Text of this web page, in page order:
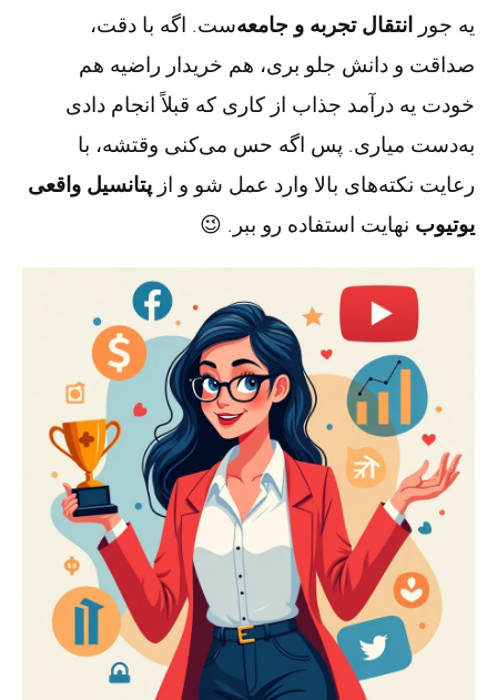
یه جور
انتقال تجربه و جامعه‌ست. اگه با دقت،
صداقت و دانش جلو بری، هم خریدار راضیه هم
خودت یه درآمد جذاب از کاری که قبلاً انجام دادی
به‌دست میاری. پس اگه حس می‌کنی وقتشه، با
رعایت نکته‌های بالا وارد عمل شو و از پتانسیل واقعی
یوتیوب نهایت استفاده رو ببر. 😉